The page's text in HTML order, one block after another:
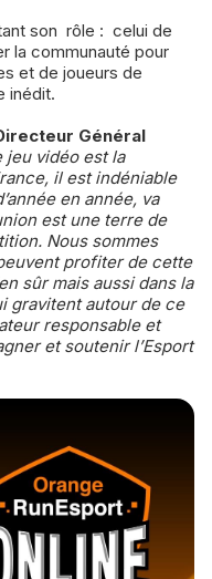
son rôle : celui de
la communauté pour
et de joueurs de
inédit.
Général
jeu vidéo est la
il est indéniable
en année, va
est une terre de
Nous sommes
profiter de cette
sûr mais aussi dans la
gravitent autour de ce
responsable et
et soutenir l’Esport